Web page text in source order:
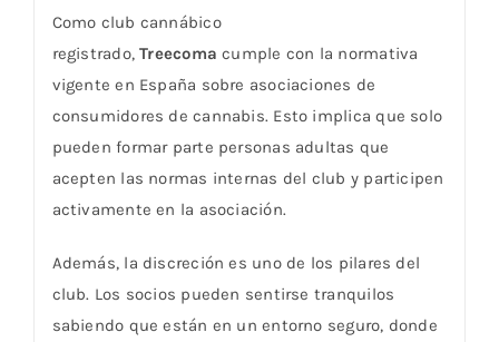
Como club cannábico
registrado,Treecoma cumple con la normativa
vigente en España sobre asociaciones de
consumidores de cannabis. Esto implica que solo
pueden formar parte personas adultas que
acepten las normas internas del club y participen
activamente en la asociación.
Además, la discreción es uno de los pilares del
club. Los socios pueden sentirse tranquilos
sabiendo que están en un entorno seguro, donde